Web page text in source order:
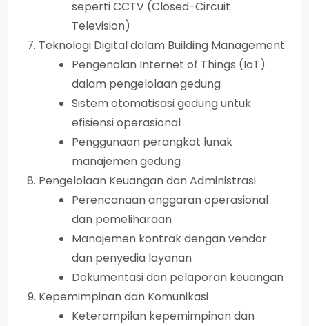
seperti CCTV (Closed-Circuit
Television)
Teknologi Digital dalam Building Management
Pengenalan Internet of Things (IoT)
dalam pengelolaan gedung
Sistem otomatisasi gedung untuk
efisiensi operasional
Penggunaan perangkat lunak
manajemen gedung
Pengelolaan Keuangan dan Administrasi
Perencanaan anggaran operasional
dan pemeliharaan
Manajemen kontrak dengan vendor
dan penyedia layanan
Dokumentasi dan pelaporan keuangan
Kepemimpinan dan Komunikasi
Keterampilan kepemimpinan dan